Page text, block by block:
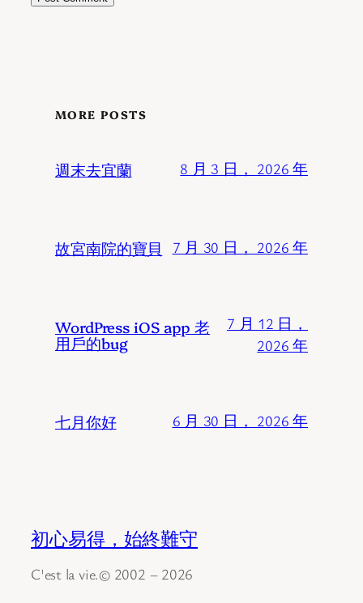
MORE POSTS
週末去宜蘭 8 月 3 日， 2026 年
故宮南院的寶貝 7 月 30 日， 2026 年
WordPress iOS app 老
用戶的bug
7 月 12 日，
2026 年
七月你好 6 月 30 日， 2026 年
初心易得，始終難守
C'est la vie.© 2002 – 2026